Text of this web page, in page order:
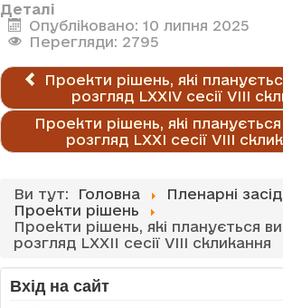
Деталі
Опубліковано: 10 липня 2025
Перегляди: 2795
Проекти рішень, які
розгляд LХXIV сесії VІІІ
Проекти рішень, які
розгляд LХXI сесії VІІІ
Ви тут: Головна
Пленарні
Проекти рішень
Проекти рішень, які планується
розгляд LХXII сесії VІІІ скликання
Вхід на сайт